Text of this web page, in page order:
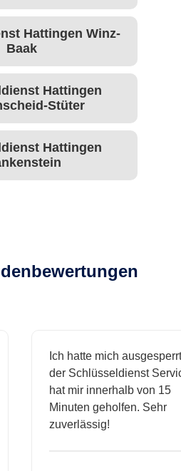
Hattingen Winz-
Baak
Hattingen
Stüter
Hattingen
Ich hatte mich ausgesperrt
der Schlüsseldienst
hat mir innerhalb von 15
Minuten geholfen. Sehr
zuverlässig!